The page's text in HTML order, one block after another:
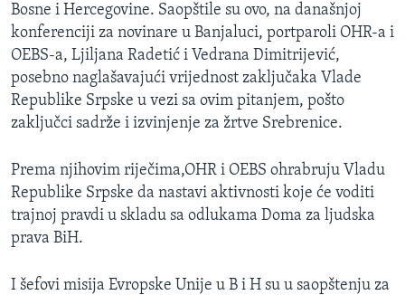
Jezici
Bosne i Hercegovine. Saopštile su ovo, na današnjoj
konferenciji za novinare u Banjaluci, portparoli OHR-a i
OEBS-a, Ljiljana Radetić i Vedrana Dimitrijević,
posebno naglašavajući vrijednost zaključaka Vlade
Republike Srpske u vezi sa ovim pitanjem, pošto
zaključci sadrže i izvinjenje za žrtve Srebrenice.
Prema njihovim riječima,OHR i OEBS ohrabruju Vladu
Republike Srpske da nastavi aktivnosti koje će voditi
trajnoj pravdi u skladu sa odlukama Doma za ljudska
prava BiH.
I šefovi misija Evropske Unije u B i H su u saopštenju za